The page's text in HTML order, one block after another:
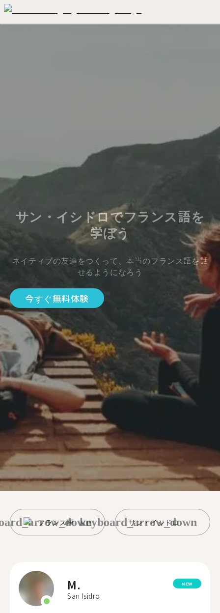
サン・イシドロでフランス語を
学ぼう
ネイティブの友達をつくって、本当のフランス語を話
せるようになろう
今すぐ無料体験
フランス語 サン・イシドロ
keyboard_arrow_down
M.
San Isidro
NEW